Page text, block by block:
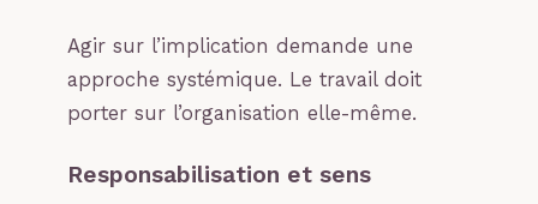
Agir sur l’implication demande une
approche systémique. Le travail doit
porter sur l’organisation elle-même.
Responsabilisation et sens